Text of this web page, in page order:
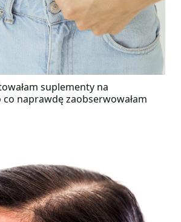
suplementy na
naprawdę zaobserwowałam